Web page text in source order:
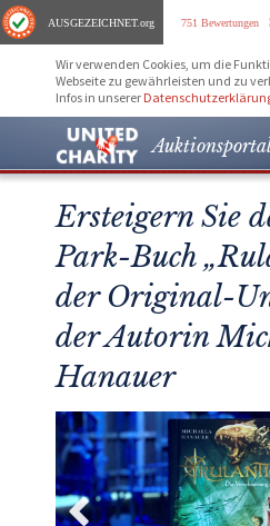
AUSGEZEICHNET.org 751 Bewertungen
Wir verwenden Cookies, um die
Webseite zu gewährleisten und zu
Infos in unserer
Ersteigern Sie
Park-Buch
der Original-
der Autorin
Hanauer